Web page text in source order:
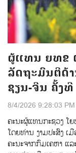
ຜູ້ແທນ ຍທຂ
ລັດຖະມົນຕີດ້
ຊຽນ-ຈີນ ຄັ້ງທີ
8/4/2026 9:28:03 PM
ຄະນະຜູ້ແທນກະຊວງ ໂ
ໂດຍທ່ານ ງາມປະສົງ
ຄະນະຈາກກົມເຄຫາ ແ